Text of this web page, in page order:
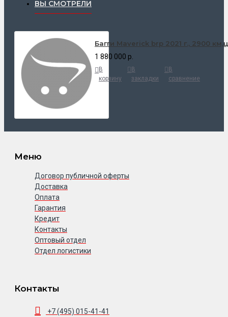
ВЫ СМОТРЕЛИ
Багги Maverick brp 2021 г., 2900
1 880 000 р.
В
корзину
В
закладки
В
сравнение
Меню
Договор публичной оферты
Доставка
Оплата
Гарантия
Кредит
Контакты
Оптовый отдел
Отдел логистики
Контакты
+7 (495) 015-41-41